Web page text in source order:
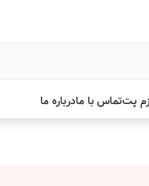
پتتماس با مادرباره ما